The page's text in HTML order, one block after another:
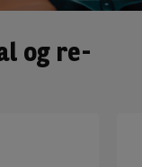
og re-